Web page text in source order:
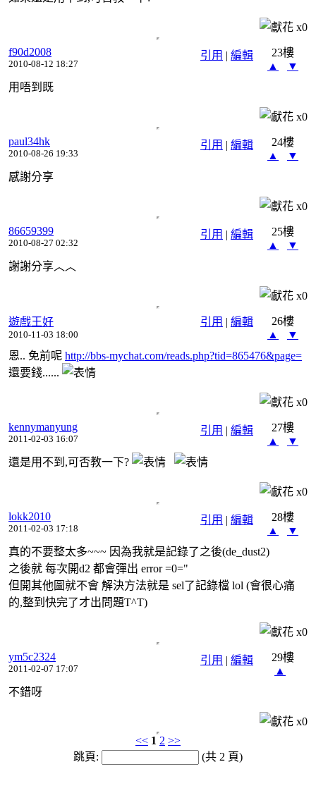
x0
引用 | 編輯
f90d2008
2010-08-12 18:27
23樓
▲
▼
用唔到既
x0
引用 | 編輯
paul34hk
2010-08-26 19:33
24樓
▲
▼
感謝分享
x0
引用 | 編輯
86659399
2010-08-27 02:32
25樓
▲
▼
謝謝分享︿︿
x0
引用 | 編輯
遊戲王好
2010-11-03 18:00
26樓
▲
▼
恩.. 免前呢 http://bbs-mychat.com/reads.php?tid=865476&page=
還要錢......
x0
引用 | 編輯
kennymanyung
2011-02-03 16:07
27樓
▲
▼
還是用不到,可否教一下?
x0
引用 | 編輯
lokk2010
2011-02-03 17:18
28樓
▲
▼
真的不要整太多~~~ 因為我就是記錄了之後(de_dust2)
之後就 每次開d2 都會彈出 error =0="
但開其他圖就不會 解決方法就是 sel了記錄檔 lol (會很心痛
的,整到快完了才出問題T^T)
x0
引用 | 編輯
ym5c2324
2011-02-07 17:07
29樓
▲
不錯呀
x0
<< 1 2 >>
跳頁:
(共 2 頁)